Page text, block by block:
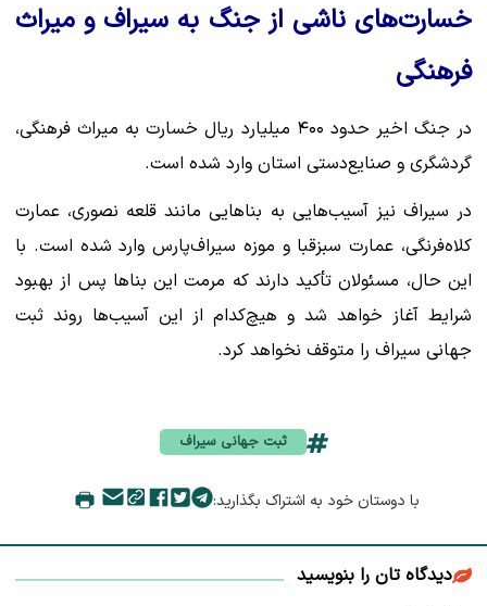
خسارت‌های ناشی از جنگ به سیراف و میراث
فرهنگی
در جنگ اخیر حدود ۴۰۰ میلیارد ریال خسارت به میراث فرهنگی،
گردشگری و صنایع‌دستی استان وارد شده است.
در سیراف نیز آسیب‌هایی به بناهایی مانند قلعه نصوری، عمارت
کلاه‌فرنگی، عمارت سبزقبا و موزه سیراف‌پارس وارد شده است. با
این حال، مسئولان تأکید دارند که مرمت این بناها پس از بهبود
شرایط آغاز خواهد شد و هیچ‌کدام از این آسیب‌ها روند ثبت
جهانی سیراف را متوقف نخواهد کرد.
ثبت جهانی سیراف
با دوستان خود به اشتراک بگذارید:
دیدگاه تان را بنویسید